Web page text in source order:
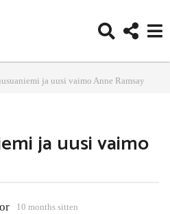
ja uusi vaimo Anne Ramsay
ja uusi vaimo
10 months sitten